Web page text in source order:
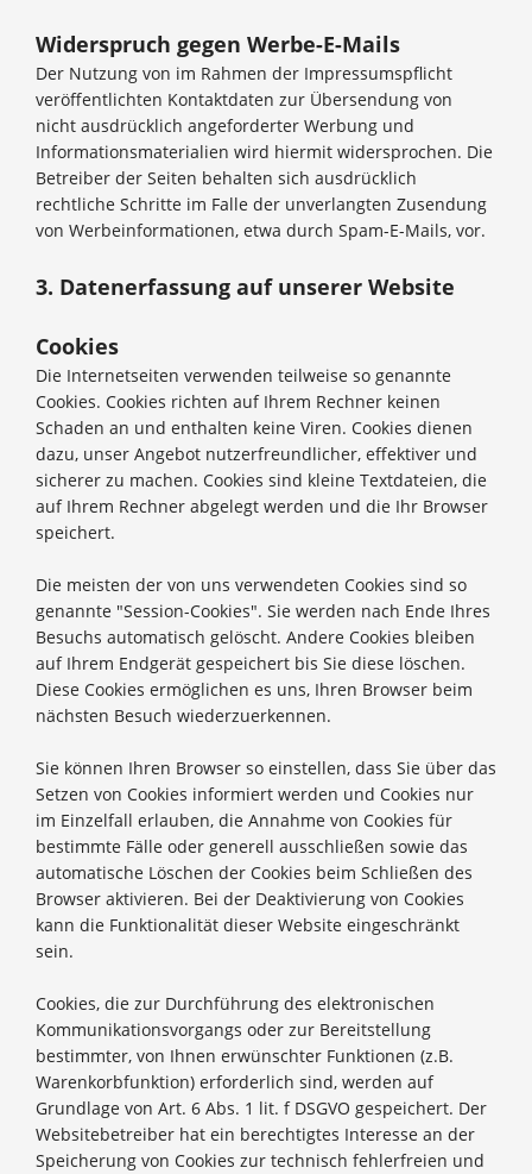
Widerspruch gegen Werbe-E-Mails
Der Nutzung von im Rahmen der Impressumspflicht
veröffentlichten Kontaktdaten zur Übersendung von
nicht ausdrücklich angeforderter Werbung und
Informationsmaterialien wird hiermit widersprochen. Die
Betreiber der Seiten behalten sich ausdrücklich
rechtliche Schritte im Falle der unverlangten Zusendung
von Werbeinformationen, etwa durch Spam-E-Mails, vor.
3. Datenerfassung auf unserer Website
Cookies
Die Internetseiten verwenden teilweise so genannte
Cookies. Cookies richten auf Ihrem Rechner keinen
Schaden an und enthalten keine Viren. Cookies dienen
dazu, unser Angebot nutzerfreundlicher, effektiver und
sicherer zu machen. Cookies sind kleine Textdateien, die
auf Ihrem Rechner abgelegt werden und die Ihr Browser
speichert.
Die meisten der von uns verwendeten Cookies sind so
genannte "Session-Cookies". Sie werden nach Ende Ihres
Besuchs automatisch gelöscht. Andere Cookies bleiben
auf Ihrem Endgerät gespeichert bis Sie diese löschen.
Diese Cookies ermöglichen es uns, Ihren Browser beim
nächsten Besuch wiederzuerkennen.
Sie können Ihren Browser so einstellen, dass Sie über das
Setzen von Cookies informiert werden und Cookies nur
im Einzelfall erlauben, die Annahme von Cookies für
bestimmte Fälle oder generell ausschließen sowie das
automatische Löschen der Cookies beim Schließen des
Browser aktivieren. Bei der Deaktivierung von Cookies
kann die Funktionalität dieser Website eingeschränkt
sein.
Cookies, die zur Durchführung des elektronischen
Kommunikationsvorgangs oder zur Bereitstellung
bestimmter, von Ihnen erwünschter Funktionen (z.B.
Warenkorbfunktion) erforderlich sind, werden auf
Grundlage von Art. 6 Abs. 1 lit. f DSGVO gespeichert. Der
Websitebetreiber hat ein berechtigtes Interesse an der
Speicherung von Cookies zur technisch fehlerfreien und